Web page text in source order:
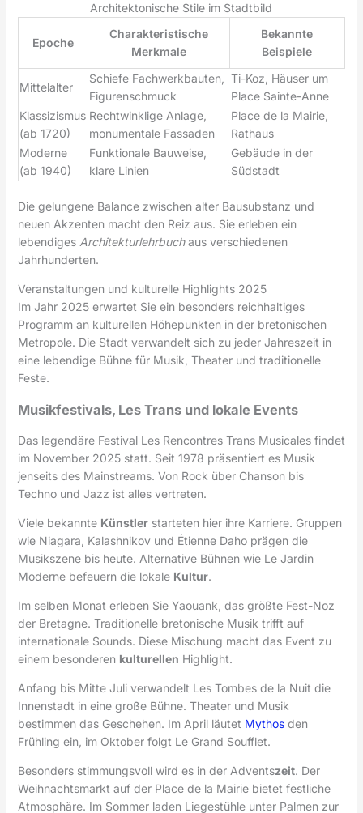
Architektonische Stile im Stadtbild
Epoche
Charakteristische
Merkmale
Bekannte
Beispiele
Mittelalter
Schiefe Fachwerkbauten,
Figurenschmuck
Ti-Koz, Häuser um
Place Sainte-Anne
Klassizismus
(ab 1720)
Rechtwinklige Anlage,
monumentale Fassaden
Place de la Mairie,
Rathaus
Moderne
(ab 1940)
Funktionale Bauweise,
klare Linien
Gebäude in der
Südstadt
Die gelungene Balance zwischen alter Bausubstanz und
neuen Akzenten macht den Reiz aus. Sie erleben ein
lebendiges Architekturlehrbuchaus verschiedenen
Jahrhunderten.
Veranstaltungen und kulturelle Highlights 2025
Im Jahr 2025 erwartet Sie ein besonders reichhaltiges
Programm an kulturellen Höhepunkten in der bretonischen
Metropole. Die Stadt verwandelt sich zu jeder Jahreszeit in
eine lebendige Bühne für Musik, Theater und traditionelle
Feste.
Musikfestivals, Les Trans und lokale Events
Das legendäre Festival Les Rencontres Trans Musicales findet
im November 2025 statt. Seit 1978 präsentiert es Musik
jenseits des Mainstreams. Von Rock über Chanson bis
Techno und Jazz ist alles vertreten.
Viele bekannte Künstlerstarteten hier ihre Karriere. Gruppen
wie Niagara, Kalashnikov und Étienne Daho prägen die
Musikszene bis heute. Alternative Bühnen wie Le Jardin
Moderne befeuern die lokale Kultur.
Im selben Monat erleben Sie Yaouank, das größte Fest-Noz
der Bretagne. Traditionelle bretonische Musik trifft auf
internationale Sounds. Diese Mischung macht das Event zu
einem besonderen kulturellen Highlight.
Anfang bis Mitte Juli verwandelt Les Tombes de la Nuit die
Innenstadt in eine große Bühne. Theater und Musik
bestimmen das Geschehen. Im April läutet Mythosden
Frühling ein, im Oktober folgt Le Grand Soufflet.
Besonders stimmungsvoll wird es in der Adventszeit. Der
Weihnachtsmarkt auf der Place de la Mairie bietet festliche
Atmosphäre. Im Sommer laden Liegestühle unter Palmen zur